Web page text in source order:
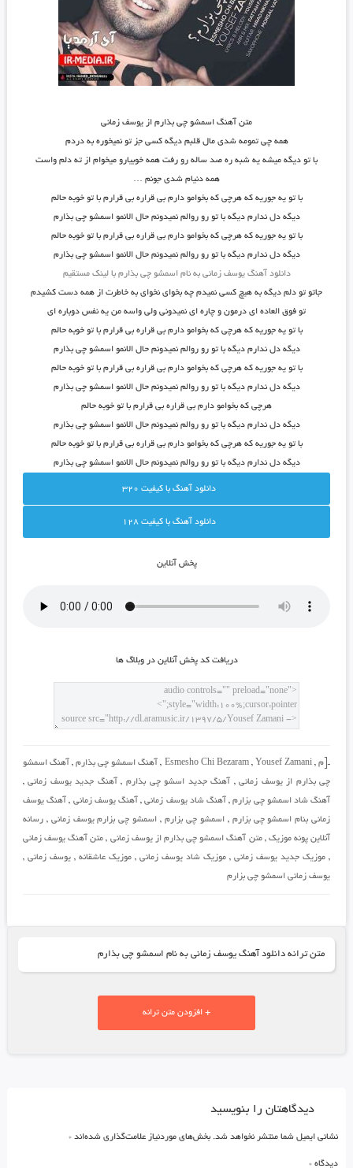
متن آهنگ اسمشو چی بذارم از یوسف زمانی
همه چی تمومه شدی مال قلبم دیگه کسی جز تو نمیخوره به دردم
با تو دیگه میشه یه شبه ره صد ساله رو رفت همه خوبیارو میخوام از ته دلم واست
همه دنیام شدی جونم …
با تو یه جوریه که هرچی که بخوامو دارم بی قراره بی قرارم با تو خوبه حالم
دیگه دل ندارم دیگه با تو رو روالم نمیدونم حال الانمو اسمشو چی بذارم
با تو یه جوریه که هرچی که بخوامو دارم بی قراره بی قرارم با تو خوبه حالم
دیگه دل ندارم دیگه با تو رو روالم نمیدونم حال الانمو اسمشو چی بذارم
دانلود آهنگ یوسف زمانی به نام اسمشو چی بذارم با لینک مستقیم
جاتو تو دلم دیگه به هیچ کسی نمیدم چه بخوای نخوای به خاطرت از همه دست کشیدم
تو فوق العاده ای درمون و چاره ای نمیدونی ولی واسه من یه نفس دوباره ای
با تو یه جوریه که هرچی که بخوامو دارم بی قراره بی قرارم با تو خوبه حالم
دیگه دل ندارم دیگه با تو رو روالم نمیدونم حال الانمو اسمشو چی بذارم
با تو یه جوریه که هرچی که بخوامو دارم بی قراره بی قرارم با تو خوبه حالم
دیگه دل ندارم دیگه با تو رو روالم نمیدونم حال الانمو اسمشو چی بذارم
هرچی که بخوامو دارم بی قراره بی قرارم با تو خوبه حالم
دیگه دل ندارم دیگه با تو رو روالم نمیدونم حال الانمو اسمشو چی بذارم
با تو یه جوریه که هرچی که بخوامو دارم بی قراره بی قرارم با تو خوبه حالم
دیگه دل ندارم دیگه با تو رو روالم نمیدونم حال الانمو اسمشو چی بذارم
دانلود آهنگ با کيفيت 320
دانلود آهنگ با کيفيت 128
پخش آنلاين
دريافت کد پخش آنلاين در وبلاگ ها
ـ[م,
Esmesho Chi Bezaram, Yousef Zamani
, آهنگ اسمشو چی بذارم, آهنگ اسمشو
چی بذارم از یوسف زمانی, آهنگ جدید اسشو چی بذارم, آهنگ جدید یوسف زمانی,
آهنگ شاد اسمشو چی بزارم, آهنگ شاد یوسف زمانی, آهنگ یوسف زمانی , آهنگ یوسف
زمانی بنام اسمشو چی بزارم ,اسمشو چی بزارم, اسمشو چی بزارم یوسف زمانی ,رسانه
آنلاین پونه موزیک ,متن آهنگ اسمشو چی بذارم از یوسف زمانی , متن آهنگ یوسف زمانی
, موزیک جدید یوسف زمانی, موزیک شاد یوسف زمانی, موزیک عاشقانه ,یوسف زمانی ,
یوسف زمانی اسمشو چی بزارم
متن ترانه دانلود آهنگ یوسف زمانی به نام اسمشو چی بذارم
+ افزودن متن ترانه
دیدگاهتان را بنویسید
نشانی ایمیل شما منتشر نخواهد شد. بخش‌های موردنیاز علامت‌گذاری شده‌اند *
دیدگاه *